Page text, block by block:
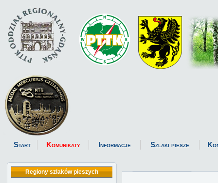
Start Komunikaty Informacje Szlaki piesze
Regiony szlaków pieszych